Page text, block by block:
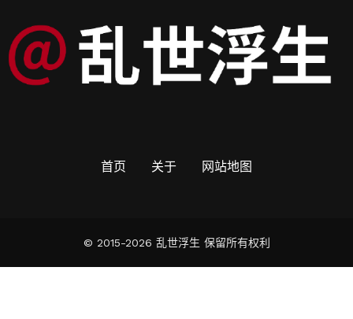
首页 关于 网站地图
© 2015-2026 乱世浮生 保留所有权利